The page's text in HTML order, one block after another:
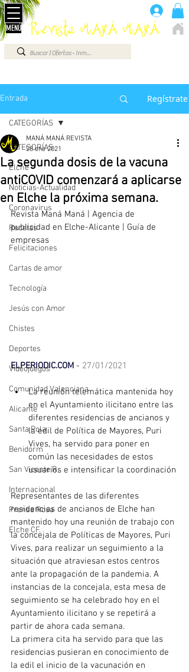
Revista MANÁ MANÁ
Anúnciate aquí 660 07 87 87
.
MENÚ
Entrada Regístrate
CATEGORÍAS
Elche
Noticias-Actualidad
Coronavirus
Recetas
Felicitaciones
Cartas de amor
Tecnología
Jesús con Amor
Chistes
Deportes
Videojuegos
Comunidad Valenciana
Alicante
Santa Pola
Benidorm
San Vicente R.
Internacional
Prensa Rosa
Elche CF.
CATEGORÍAS
La segunda dosis de la vacuna
antiCOVID comenzará a aplicarse
en Elche la próxima semana.
MANÁ MANÁ REVISTA
28 ene 2021
Revista Maná Maná | Agencia de
publicidad en Elche-Alicante | Guía de
empresas
ELPERIODIC.COM - 27/01/2021
La reunión telemática mantenida hoy
en el Ayuntamiento ilicitano entre las
diferentes residencias de ancianos y
la edil de Política de Mayores, Puri
Vives, ha servido para poner en
común las necesidades de estos
usuarios e intensificar la coordinación
Representantes de las diferentes
residencias de ancianos de Elche han
mantenido hoy una reunión de trabajo con
la concejala de Políticas de Mayores, Puri
Vives, para realizar un seguimiento a la
situación que atraviesan estos centros
ante la propagación de la pandemia. A
instancias de la concejala, esta mesa de
seguimiento se ha celebrado hoy en el
Ayuntamiento ilicitano y se repetirá a
partir de ahora cada semana.
La primera cita ha servido para que las
residencias pusieran en conocimiento de
la edil el inicio de la vacunación en